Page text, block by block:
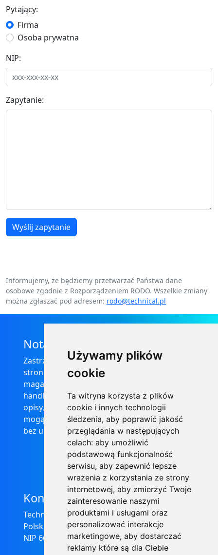
Używamy plików
cookie
Ta witryna korzysta z plików
cookie i innych technologii
śledzenia, aby poprawić jakość
przeglądania w następujących
celach: aby umożliwić
podstawową funkcjonalność
serwisu, aby zapewnić lepsze
wrażenia z korzystania ze strony
internetowej, aby zmierzyć Twoje
zainteresowanie naszymi
produktami i usługami oraz
personalizować interakcje
marketingowe, aby dostarczać
reklamy które są dla Ciebie
Pytający:
Firma
Osoba prywatna
NIP:
Zapytanie:
Wyślij zapytanie
Informujemy, że będziemy przetwarzać Państwa dane
osobowe zgodnie z Rozporządzeniem RODO. Wszelkie zmiany
można zgłaszać pod adresem: rodo@technical.pl
Nota prawna
Zastrzega się, że informacje zamieszczone na
stronie internetowej https://informator-
magazynowy.technical.pl/ nie stanowią oferty
handlowej w rozumieniu prawa, ponadto
opisy, dane techniczne i pozostałe informacje
mogą ulec zmianie bez podania przyczyny i
bez uprzedzenia.
Kontakt
Technical Grzegorz Tęgos
Polska, 62-600 Koło, ul. Toruńska 212
NIP 666-137-75-84, REGON 310288700